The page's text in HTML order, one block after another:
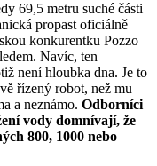
69,5 metru suché části
propast oficiálně
konkurentku Pozzo
Navíc, ten
není hloubka dna. Je to
řízený robot, než mu
a neznámo. Odborníci
vody domnívají, že
800, 1000 nebo